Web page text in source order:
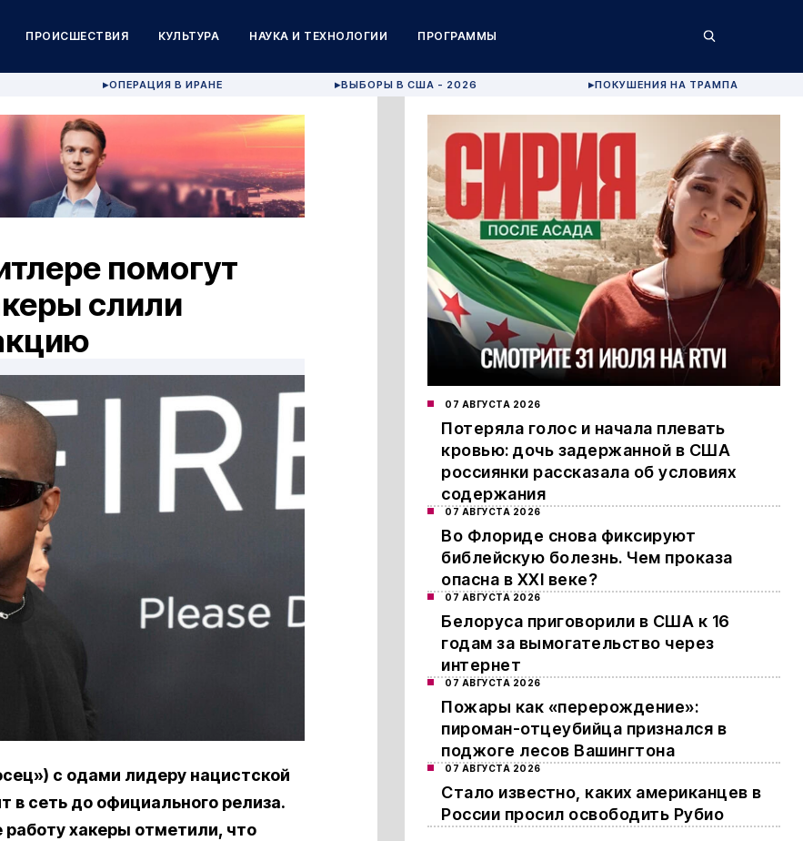
ПРОИСШЕСТВИЯ КУЛЬТУРА НАУКА И ТЕХНОЛОГИИ ПРОГРАММЫ
▶ОПЕРАЦИЯ В ИРАНЕ ▶ВЫБОРЫ В США - 2026 ▶ПОКУШЕНИЯ НА ТРАМПА
помогут
слили
c одами лидеру нацистской
в сеть до официального релиза.
работу хакеры отметили, что
07 АВГУСТА 2026
Потеряла голос и начала плевать
кровью: дочь задержанной в США
россиянки рассказала об условиях
содержания
07 АВГУСТА 2026
Во Флориде снова фиксируют
библейскую болезнь. Чем проказа
опасна в XXI веке?
07 АВГУСТА 2026
Белоруса приговорили в США к 16
годам за вымогательство через
интернет
07 АВГУСТА 2026
Пожары как «перерождение»:
пироман-отцеубийца признался в
поджоге лесов Вашингтона
07 АВГУСТА 2026
Стало известно, каких американцев в
России просил освободить Рубио